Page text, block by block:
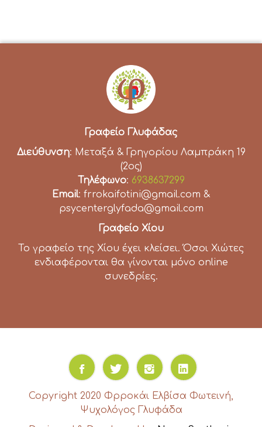
Γραφείο Γλυφάδας
Διεύθυνση: Μεταξά & Γρηγορίου Λαμπράκη 19
(2ος)
Τηλέφωνο: 6938637299
Email: frrokaifotini@gmail.com &
psycenterglyfada@gmail.com
Γραφείο Χίου
Το γραφείο της Χίου έχει κλείσει. Όσοι Χιώτες
ενδιαφέρονται θα γίνονται μόνο online
συνεδρίες.
Copyright 2020 Φρροκάι Ελβίσα Φωτεινή,
Ψυχολόγος Γλυφάδα